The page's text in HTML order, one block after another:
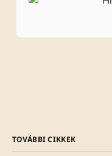
TOVÁBBI CIKKEK